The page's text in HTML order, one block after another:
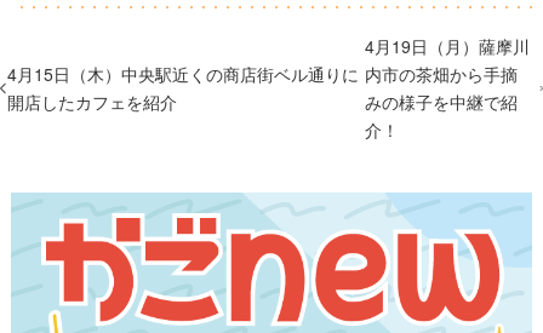
4月15日（木）中央駅近くの商店街ベル通りに
開店したカフェを紹介
4月19日（月）薩摩川
内市の茶畑から手摘
みの様子を中継で紹
介！